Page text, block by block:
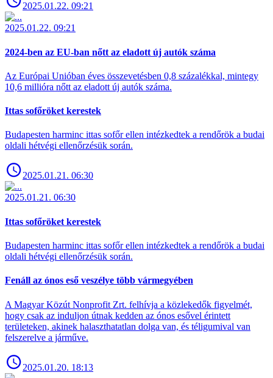
2025.01.22. 09:21
2025.01.22. 09:21
2024-ben az EU-ban nőtt az eladott új autók száma
Az Európai Unióban éves összevetésben 0,8 százalékkal, mintegy
10,6 millióra nőtt az eladott új autók száma.
Ittas sofőröket kerestek
Budapesten harminc ittas sofőr ellen intézkedtek a rendőrök a budai
oldali hétvégi ellenőrzésük során.
2025.01.21. 06:30
2025.01.21. 06:30
Ittas sofőröket kerestek
Budapesten harminc ittas sofőr ellen intézkedtek a rendőrök a budai
oldali hétvégi ellenőrzésük során.
Fenáll az ónos eső veszélye több vármegyében
A Magyar Közút Nonprofit Zrt. felhívja a közlekedők figyelmét,
hogy csak az induljon útnak kedden az ónos esővel érintett
területeken, akinek halaszthatatlan dolga van, és téligumival van
felszerelve a járműve.
2025.01.20. 18:13